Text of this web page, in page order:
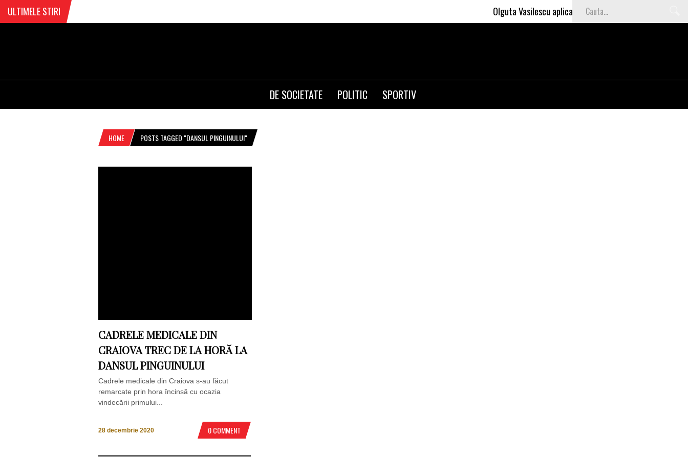
ULTIMELE STIRI Olguta Vasilescu aplica invataturile lui Nea Marin:
DE SOCIETATE POLITIC SPORTIV
HOME POSTS TAGGED "DANSUL PINGUINULUI"
CADRELE MEDICALE DIN
CRAIOVA TREC DE LA HORĂ LA
DANSUL PINGUINULUI
Cadrele medicale din Craiova s-au făcut
remarcate prin hora încinsă cu ocazia
vindecării primului...
28 decembrie 2020 0 COMMENT